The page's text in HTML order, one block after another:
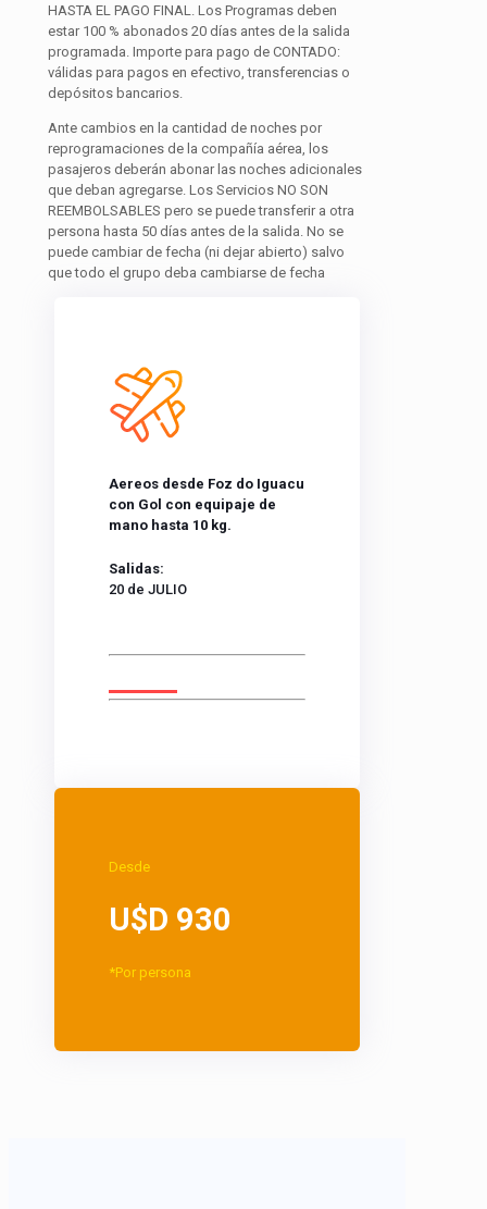
HASTA EL PAGO FINAL. Los Programas deben
estar 100 % abonados 20 días antes de la salida
programada. Importe para pago de CONTADO:
válidas para pagos en efectivo, transferencias o
depósitos bancarios.
Ante cambios en la cantidad de noches por
reprogramaciones de la compañía aérea, los
pasajeros deberán abonar las noches adicionales
que deban agregarse. Los Servicios NO SON
REEMBOLSABLES pero se puede transferir a otra
persona hasta 50 días antes de la salida. No se
puede cambiar de fecha (ni dejar abierto) salvo
que todo el grupo deba cambiarse de fecha
Aereos desde Foz do Iguacu
con Gol con equipaje de
mano hasta 10 kg.
Salidas:
20 de JULIO
Desde
U$D 930
*Por persona